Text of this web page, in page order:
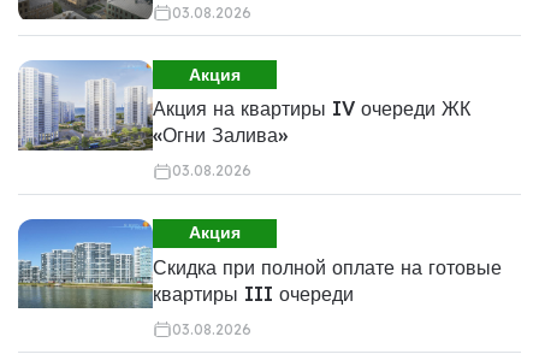
03.08.2026
Акция
Акция на квартиры IV очереди ЖК
«Огни Залива»
03.08.2026
Акция
Скидка при полной оплате на готовые
квартиры III очереди
03.08.2026